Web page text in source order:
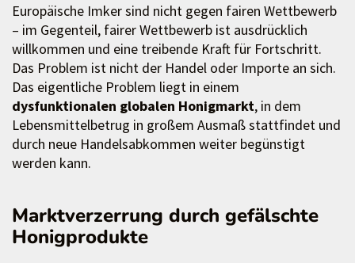
Europäische Imker sind nicht gegen fairen Wettbewerb
– im Gegenteil, fairer Wettbewerb ist ausdrücklich
willkommen und eine treibende Kraft für Fortschritt.
Das Problem ist nicht der Handel oder Importe an sich.
Das eigentliche Problem liegt in einem
dysfunktionalen globalen Honigmarkt, in dem
Lebensmittelbetrug in großem Ausmaß stattfindet und
durch neue Handelsabkommen weiter begünstigt
werden kann.
Marktverzerrung durch gefälschte
Honigprodukte